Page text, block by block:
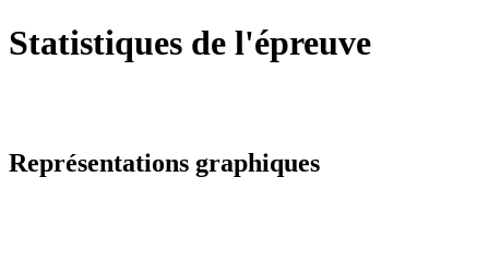
Statistiques de l'épreuve
Représentations graphiques